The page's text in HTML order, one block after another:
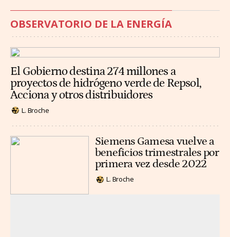
OBSERVATORIO DE LA ENERGÍA
El Gobierno destina 274 millones a
proyectos de hidrógeno verde de Repsol,
Acciona y otros distribuidores
L. Broche
Siemens Gamesa vuelve a
beneficios trimestrales por
primera vez desde 2022
L. Broche